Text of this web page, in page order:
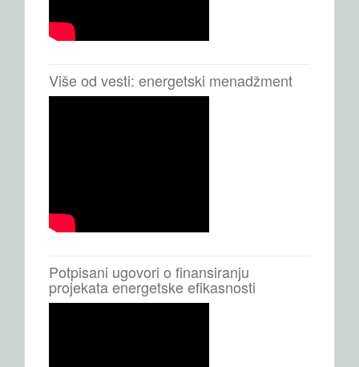
Više od vesti: energetski menadžment
Potpisani ugovori o finansiranju
projekata energetske efikasnosti